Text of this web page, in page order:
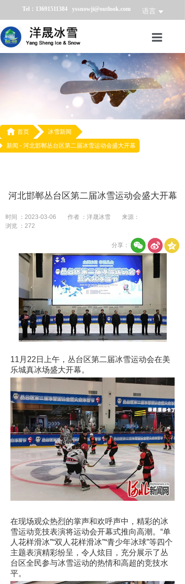
Tel：13691511384 yssnowji@outlook.com 语言
首页
冰雪产品
冰雪业务
 首页
冰雪新闻
新闻 - 河北邯郸丛台区第二届冰雪运动会盛大开幕
河北邯郸丛台区第二届冰雪运动会盛大开幕
时间 ：2023-03-06 作者 ：洋晟冰雪
来源：
浏览 ：272
分享：
11月22日上午，丛台区第二届冰雪运动会在美
乐城真冰场盛大开幕。
在现场观众热烈的掌声和欢呼声中，精彩的冰
雪运动竞技表演将运动会开幕式推向高潮。“单
人花样滑冰”“双人花样滑冰”“青少年冰球”等四个
主题表演精彩纷呈，令人炫目，充分展示了丛
台区全民参与冰雪运动的热情和高超的竞技水
平。